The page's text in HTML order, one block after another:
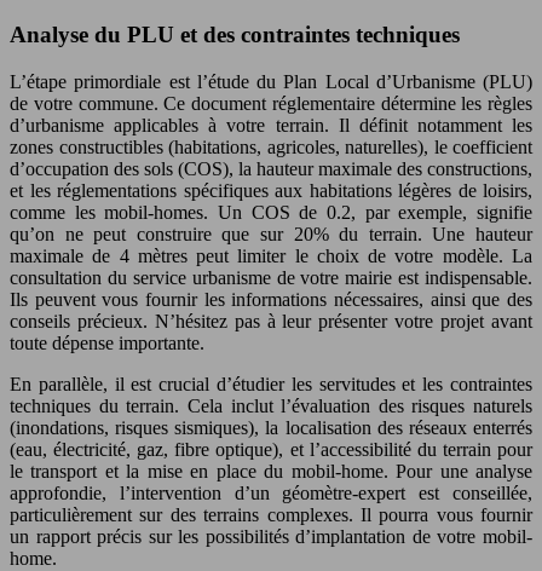
Analyse du PLU et des contraintes techniques
L’étape primordiale est l’étude du Plan Local d’Urbanisme (PLU)
de votre commune. Ce document réglementaire détermine les règles
d’urbanisme applicables à votre terrain. Il définit notamment les
zones constructibles (habitations, agricoles, naturelles), le coefficient
d’occupation des sols (COS), la hauteur maximale des constructions,
et les réglementations spécifiques aux habitations légères de loisirs,
comme les mobil-homes. Un COS de 0.2, par exemple, signifie
qu’on ne peut construire que sur 20% du terrain. Une hauteur
maximale de 4 mètres peut limiter le choix de votre modèle. La
consultation du service urbanisme de votre mairie est indispensable.
Ils peuvent vous fournir les informations nécessaires, ainsi que des
conseils précieux. N’hésitez pas à leur présenter votre projet avant
toute dépense importante.
En parallèle, il est crucial d’étudier les servitudes et les contraintes
techniques du terrain. Cela inclut l’évaluation des risques naturels
(inondations, risques sismiques), la localisation des réseaux enterrés
(eau, électricité, gaz, fibre optique), et l’accessibilité du terrain pour
le transport et la mise en place du mobil-home. Pour une analyse
approfondie, l’intervention d’un géomètre-expert est conseillée,
particulièrement sur des terrains complexes. Il pourra vous fournir
un rapport précis sur les possibilités d’implantation de votre mobil-
home.